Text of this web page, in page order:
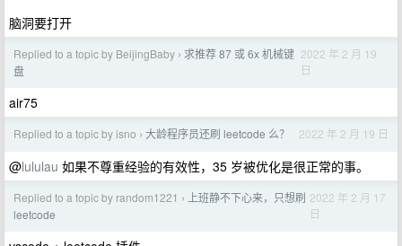
脑洞要打开
Replied to a topic by BeijingBaby › 求推荐 87 或 6x 机械键
盘
2022 年 2 月 19
日
air75
Replied to a topic by isno › 大龄程序员还刷 leetcode 么？ 2022 年 2 月 19 日
@lululau 如果不尊重经验的有效性，35 岁被优化是很正常的事。
Replied to a topic by random1221 ›
上班静不下心来，只想刷
leetcode
2022 年 2 月 17
日